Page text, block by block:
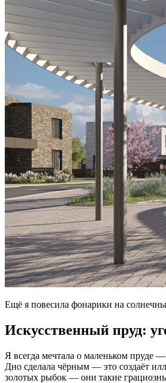
Ещё я повесила фонарики на
Искусственный пруд:
Я всегда мечтала о маленьком пруде
Дно сделала чёрным — это создаёт
золотых рыбок — они такие